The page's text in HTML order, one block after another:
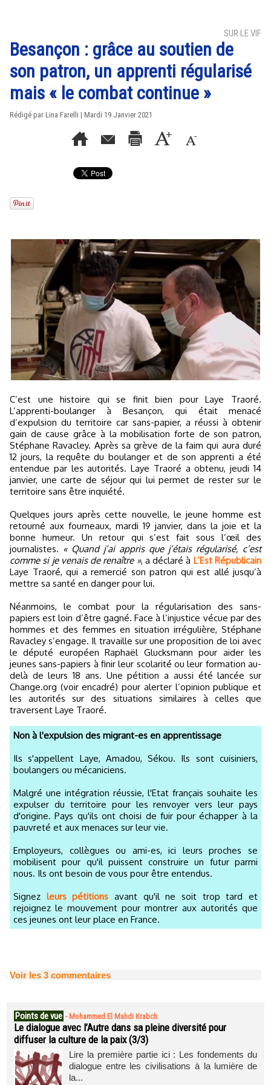
SUR LE VIF
Besançon : grâce au soutien de
son patron, un apprenti régularisé
mais « le combat continue »
Rédigé par Lina Farelli | Mardi 19 Janvier 2021
C’est une histoire qui se finit bien pour Laye Traoré.
L’apprenti-boulanger à Besançon, qui était menacé
d’expulsion du territoire car sans-papier, a réussi à obtenir
gain de cause grâce à la mobilisation forte de son patron,
Stéphane Ravacley. Après sa grève de la faim qui aura duré
12 jours, la requête du boulanger et de son apprenti a été
entendue par les autorités. Laye Traoré a obtenu, jeudi 14
janvier, une carte de séjour qui lui permet de rester sur le
territoire sans être inquiété.
Quelques jours après cette nouvelle, le jeune homme est
retourné aux fourneaux, mardi 19 janvier, dans la joie et la
bonne humeur. Un retour qui s’est fait sous l’œil des
journalistes. « Quand j’ai appris que j’étais régularisé, c’est
comme si je venais de renaître », a déclaré à L’Est Républicain
Laye Traoré, qui a remercié son patron qui est allé jusqu’à
mettre sa santé en danger pour lui.
Néanmoins, le combat pour la régularisation des sans-
papiers est loin d’être gagné. Face à l’injustice vécue par des
hommes et des femmes en situation irrégulière, Stéphane
Ravacley s’engage. Il travaille sur une proposition de loi avec
le député européen Raphaël Glucksmann pour aider les
jeunes sans-papiers à finir leur scolarité ou leur formation au-
delà de leurs 18 ans. Une pétition a aussi été lancée sur
Change.org (voir encadré) pour alerter l’opinion publique et
les autorités sur des situations similaires à celles que
traversent Laye Traoré.
Non à l'expulsion des migrant-es en apprentissage
Ils s'appellent Laye, Amadou, Sékou. Ils sont cuisiniers,
boulangers ou mécaniciens.
Malgré une intégration réussie, l'Etat français souhaite les
expulser du territoire pour les renvoyer vers leur pays
d'origine. Pays qu'ils ont choisi de fuir pour échapper à la
pauvreté et aux menaces sur leur vie.
Employeurs, collègues ou ami-es, ici leurs proches se
mobilisent pour qu'il puissent construire un futur parmi
nous. Ils ont besoin de vous pour être entendus.
Signez leurs pétitions avant qu'il ne soit trop tard et
rejoignez le mouvement pour montrer aux autorités que
ces jeunes ont leur place en France.
Voir les 3 commentaires
Points de vue - Mohammed El Mahdi Krabch
Le dialogue avec l’Autre dans sa pleine diversité pour
diffuser la culture de la paix (3/3)
Lire la première partie ici : Les fondements du
dialogue entre les civilisations à la lumière de
la...